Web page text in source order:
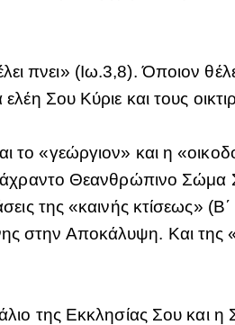
πνει» (Ιω.3,8). Όποιον
Σου Κύριε και τους
το «γεώργιον» και η
Θεανθρώπινο
της «καινής κτίσεως»
στην Αποκάλυψη. Και της
της Εκκλησίας Σου και η